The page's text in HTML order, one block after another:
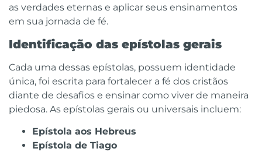
as verdades eternas e aplicar seus ensinamentos
em sua jornada de fé.
Identificação das epístolas gerais
Cada uma dessas epístolas, possuem identidade
única, foi escrita para fortalecer a fé dos cristãos
diante de desafios e ensinar como viver de maneira
piedosa. As epístolas gerais ou universais incluem:
Epístola aos Hebreus
Epístola de Tiago